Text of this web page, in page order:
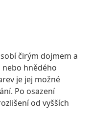
čirým dojmem a
nebo hnědého
je jej možné
Po osazení
od vyšších